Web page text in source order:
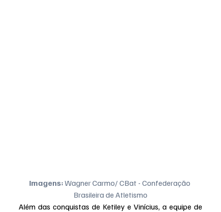
Imagens: Wagner Carmo/ CBat - Confederação
Brasileira de Atletismo
Além das conquistas de Ketiley e Vinícius, a equipe de